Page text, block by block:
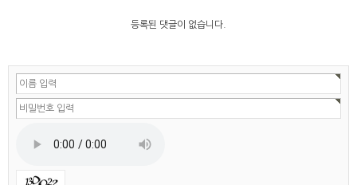
등록된 댓글이 없습니다.